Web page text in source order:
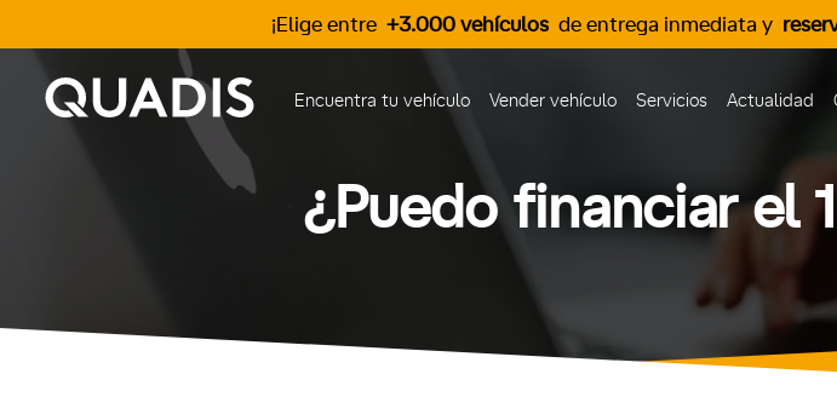
¡Elige entre +3.000 vehículos de entrega inmediata y
Encuentra tu vehículo Vender vehículo Servicios Actualidad
¿Puedo financiar el